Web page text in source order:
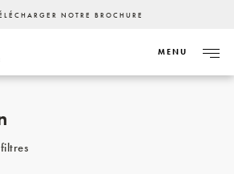
NOTRE BROCHURE
MENU